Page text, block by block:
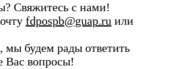
Свяжитесь с нами!
fdpospb@guap.ru или
, мы будем рады ответить
Вас вопросы!